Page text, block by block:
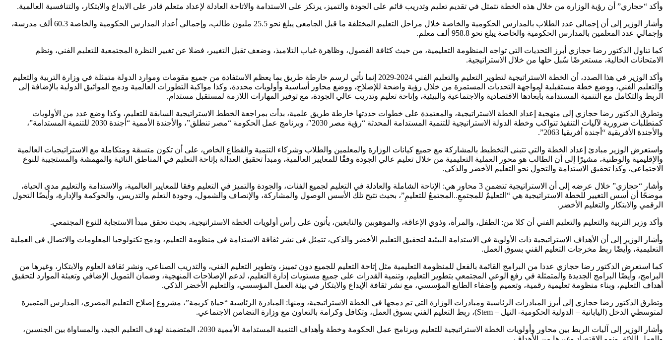
وأكد “حجازي” أن رؤية الوزارة من خلال هذه الخطة تتمثل في تقديم تعليم وتدريب قائم على الجودة والتميز، يرتكز على الاستدامة والاتاحة العادلة لإعداد متعلم قادر على الابداع والابتكار، والتنافسية العالمية.
وأشار الوزير إلى أن إجمالي عدد الطلاب بالمدارس الحكومية والخاصة خلال مراحل التعليم المختلفة ما قبل الجامعي يبلغ نحو 25.5 مليون طالب، وإجمالي أعداد المدارس الحكومية والخاصة 60.3 ألف مدرسة،
وإجمالي عدد المعلمين بالمدارس الحكومية والخاصة يبلغ نحو 958.8 ألف معلم.
كما تناول الدكتور رضا حجازي أبرز التحديات التي تواجه المنظومة التعليمية، من حيث كثافة الفصول، وظاهرة غياب التلاميذ، وضعف تقبل التغيير، فضلا عن تغيير النظرة المجتمعية للتعليم الفني، ونظم
الامتحانات الحالية، مستعرضًا سُبل حلها من خلال الاستراتيجية.
وأكد الوزير في هذا الصدد، أن الخطة الاستراتيجية لتطوير التعليم والتعليم الفني 2024-2029 إنما تأتي لرسم خارطة طريق بما يعظم الاستفادة من جميع مقومات وموارد الدولة متمثلة في وزارة التربية والتعليم
والتعليم الفني، ووضع خطة مستقبلية لمواجهة التحديات المستمرة من خلال رؤية واضحة للإصلاح، ووضع محاور أساسية وأولويات محددة، وكذا مواكبة التطورات العالمية ودمج المواثيق الدولية بالإضافة إلى
الربط والتكامل مع التنمية المستدامة بأبعادها الاقتصادية والاجتماعية والبيئية، وإتاحة تعليم وتدريب عالي الجودة، مع توفير المهارات اللازمة لمستقبل مستدام.
وتطرق الدكتور رضا حجازي إلى منهجية إعداد الخطة الاستراتيجية، والمعتمدة على خطوات حددتها خارطة طريق علمية، بدأت بمراجعة الخطط الاستراتيجية السابقة للتعليم، وكذا وضع عدد من الأولويات
كمتطلبات ضرورية لآليات التنفيذ تتواكب وخطة الدولة الاستراتيجية للتنمية المستدامة المحدثة “رؤية مصر 2030″، وبرنامج عمل الحكومة “مصر تنطلق”، والأجندة الأممية “أجندة 2030 للتنمية المستدامة”،
والأجندة الأفريقية “أجندة أفريقيا 2063”.
واستعرض الوزير مبادئ إعداد الخطة والتي تتبنى التخطيط بالمشاركة مع جميع كيانات الوزارة والمعلمين والطلاب وشركاء التنمية والقطاع الخاص، على أن تكون متسقة ومتكاملة مع الاستراتيجيات العالمية
والإقليمية والوطنية، مشيرًا إلى أن الطالب هو محور العملية التعليمية من خلال تعليم عالي الجودة وفقًا للمعايير العالمية، ومبدأ تحقيق العدالة بإتاحة التعليم في المناطق النائية والمهمشة والمستجيبة للنوع
الاجتماعي، وكذا تحقيق الاستدامة والتحول نحو التعليم الأخضر والذكي.
وأشار “حجازي” خلال عرضه إلى أن الاستراتيجية تتضمن 3 محاور هي: الإتاحة الشاملة والعادلة في التعليم لجميع الفئات، والجودة والتميز في التعليم وفقا للمعايير العالمية، والاستدامة والتعليم مدى الحياة،
موضحًا أن أسس التغيير للخطة الاستراتيجية هي “التعليمُ للمجتمعِ..المجتمعُ للتعليمِ”، بحيث تتيح تلك الأسس الوصول والمشاركة، والإنصاف والشمول، وجودة التعلم والتدريس، والحوكمة والإدارة، وأيضًا التحول
الرقمي والابتكار والتعليم الأخضر.
وأكد وزير التربية والتعليم والتعليم الفني أن كلا من: الطفل، والمرأة، وذوي الإعاقة، والموهوبين والنابغين، يأتون على رأس أولويات الخطة الاستراتيجية، بحيث تحقق مبدأ الاستجابة للنوع المجتمعي.
وأشار الوزير إلى أن الأهداف الاستراتيجية ذات الأولوية في الاستدامة البيئية لتحقيق التعليم الأخضر والذكي، تتمثل في نشر ثقافة الاستدامة في منظومة التعليم، ودمج تكنولوجيا المعلومات والاتصال في العملية
التعليمية، وأيضًا ربط مخرجات التعليم الفني بسوق العمل.
كما استعرض الدكتور رضا حجازي عددا من البرامج القائمة بالفعل للمنظومة التعليمية مثل إتاحة التعليم للجميع دون تمييز، وتطوير التعليم الفني، والتدريب الصناعي، ونشر ثقافة العلوم والابتكار، وغيرها من
البرامج، وأيضًا البرامج الجديدة والمتمثلة في رفع الوعي المجتمعي بتطوير التعليم، وتنمية القدرات على جميع مستويات إدارة التعليم، لدعم الإصلاحات المنهجية، وضمان التمويل الإضافي وتعبئة الموارد لتحقيق
أهداف التعليم، وبناء منظومة تعليمية رقمية، وتعميم وإضفاء الطابع المؤسسي، مع نشر ثقافة الإبداع والابتكار في بيئة العمل المؤسسي، والتعليم الأخضر الذكي.
وتطرق الدكتور رضا حجازي إلى أبرز المبادرات الرئاسية ومبادرات الوزارة التي تم دمجها في الخطة الاستراتيجية، ومنها: المبادرة الرئاسية “حياة كريمة”، مشروع إصلاح التعليم المصري، المدارس المتميزة
لمتوسطي الدخل (اليابانية – الدولية الحكومية- النيل – Stem)، ربط التعليم الفني بسوق العمل، وتكافل وكرامة بالتعاون مع وزارة التضامن الاجتماعي.
وأشار الوزير إلى آليات الربط بين محاور وأولويات الخطة الاستراتيجية للتعليم وبرنامج عمل الحكومة وخطة وأهداف التنمية المستدامة الأممية 2030، المتضمنة لهدف التعليم الجيد، والمساواة بين الجنسين،